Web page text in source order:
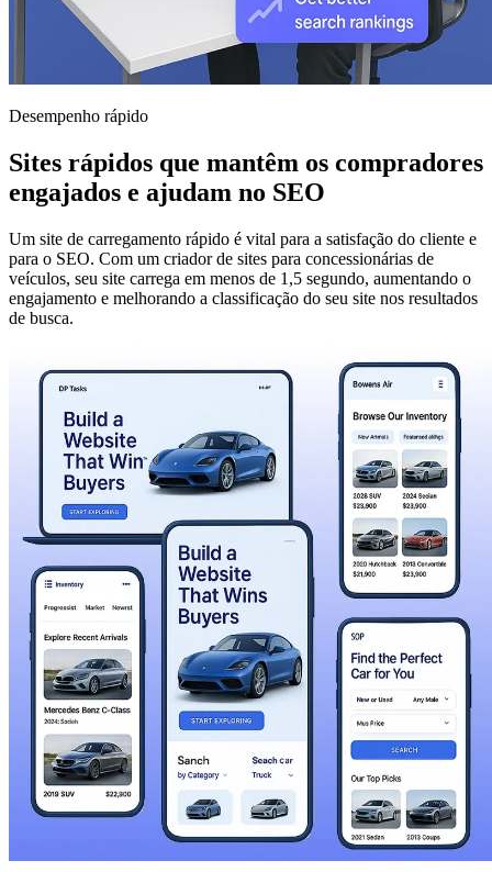
Desempenho rápido
Sites rápidos que mantêm os compradores
engajados e ajudam no SEO
Um site de carregamento rápido é vital para a satisfação do cliente e
para o SEO. Com um criador de sites para concessionárias de
veículos, seu site carrega em menos de 1,5 segundo, aumentando o
engajamento e melhorando a classificação do seu site nos resultados
de busca.